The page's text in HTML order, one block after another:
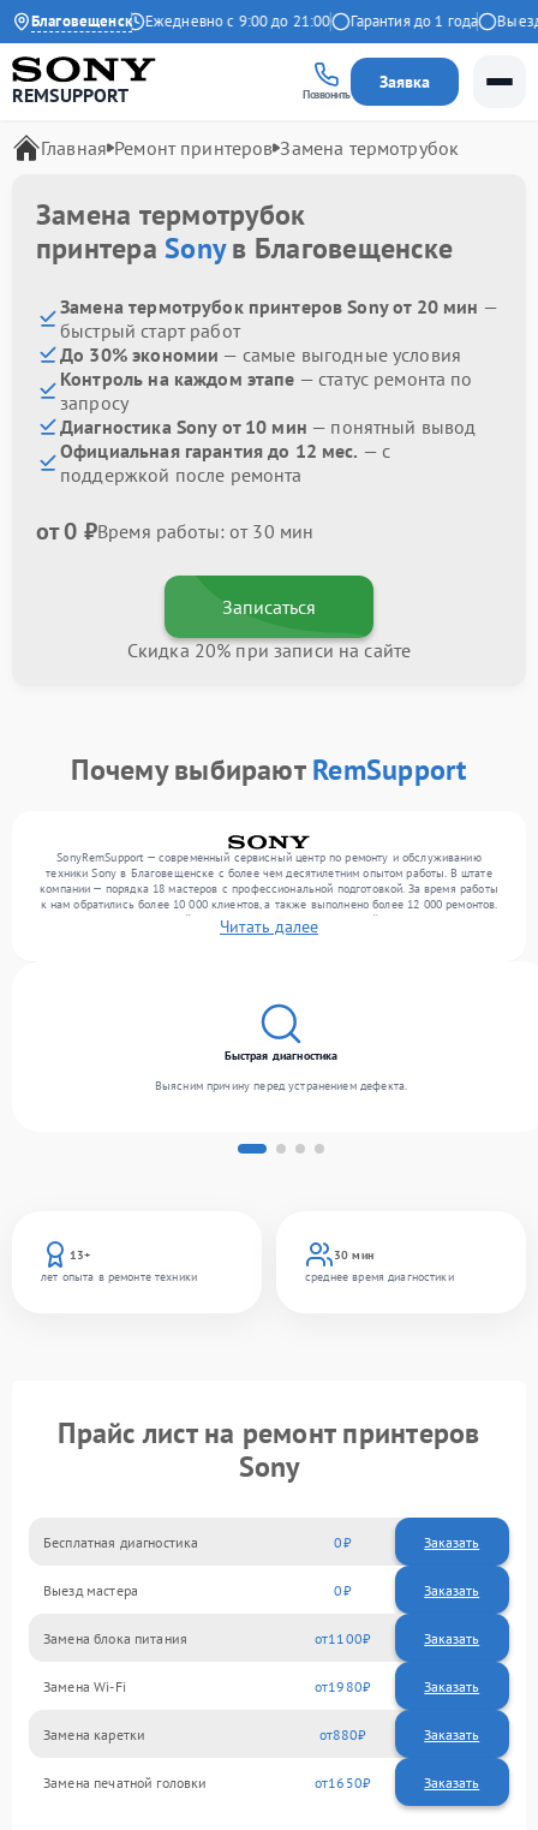
Благовещенск
4.9 на Яндекс Ежедневно с 9:00 до 21:00 Гарантия до 1 года Выезд
REMSUPPORT Позвонить
Заявка
Главная Ремонт принтеров Замена термотрубок
Замена термотрубок
принтераSonyв Благовещенске
Замена термотрубок принтеров Sony от 20 мин —
быстрый старт работ
До 30% экономии — самые выгодные условия
Контроль на каждом этапе — статус ремонта по
запросу
Диагностика Sony от 10 мин — понятный вывод
Официальная гарантия до 12 мес. — с
поддержкой после ремонта
от 0 ₽Время работы: от 30 мин
Записаться
Скидка 20% при записи на сайте
Почему выбираютRemSupport
SonyRemSupport — современный сервисный центр по ремонту и обслуживанию
техники Sony в Благовещенске с более чем десятилетним опытом работы. В штате
компании — порядка 18 мастеров с профессиональной подготовкой. За время работы
к нам обратились более 10 000 клиентов, а также выполнено более 12 000 ремонтов.
Ежемесячно в сервисный центр поступает более 300 устройств, включая , , . Мы
работаем с широким спектром неисправностей и обеспечиваем надежный результат
Читать далее
13+
лет опыта в ремонте техники
30 мин
среднее время диагностики
Быстрая диагностика
Выясним причину перед устранением дефекта.
Прайс лист на ремонт принтеров
Sony
Бесплатная диагностика 0 Заказать
Выезд мастера 0 Заказать
Замена блока питания 1100
Замена Wi-Fi 1980
Замена каретки 880
Замена печатной головки 1650